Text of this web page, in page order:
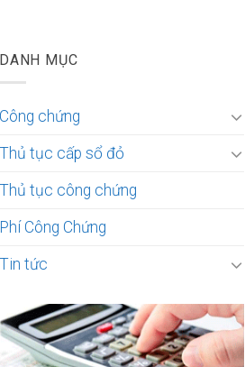
DANH MỤC
Công chứng
Thủ tục cấp sổ đỏ
Thủ tục công chứng
Phí Công Chứng
Tin tức